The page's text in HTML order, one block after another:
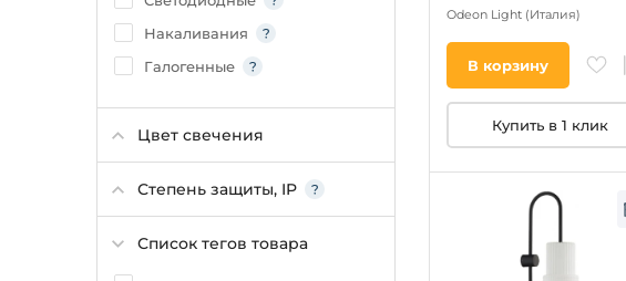
Накаливания
Галогенные
Цвет свечения
Степень защиты, IP
Список тегов товара
Odeon Light (Италия)
В корзину
Купить в 1 клик